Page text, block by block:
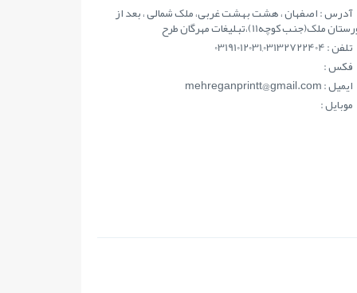
آدرس : اصفهان ، هشت بهشت غربی، ملک شمالی ، بعد از
ملک(جنب کوچه11)،تبلیغات مهرگان طرح
تلفن : 03191012031,03132722404
فکس :
ايميل : mehreganprintt@gmail.com
موبايل :